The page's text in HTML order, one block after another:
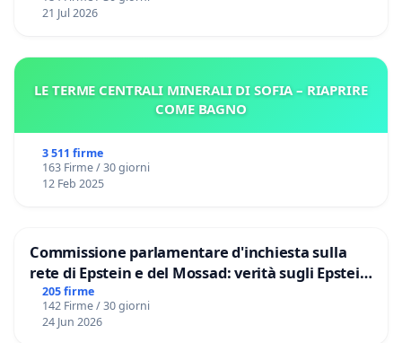
21 Jul 2026
LE TERME CENTRALI MINERALI DI SOFIA – RIAPRIRE
COME BAGNO
3 511 firme
163 Firme / 30 giorni
12 Feb 2025
Commissione parlamentare d'inchiesta sulla
rete di Epstein e del Mossad: verità sugli Epstein
Files
205 firme
142 Firme / 30 giorni
24 Jun 2026